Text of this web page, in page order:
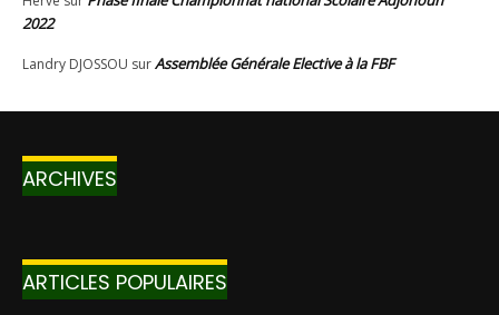
ARCHIVES
ARTICLES POPULAIRES